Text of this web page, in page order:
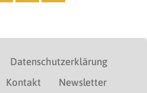
Datenschutzerklärung
Kontakt Newsletter